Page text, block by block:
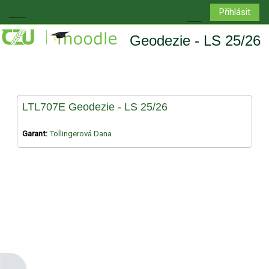
Boční panel
Přepnout
Přihlásit
Geodezie - LS 25/26
LTL707E Geodezie - LS 25/26
Garant: Tollingerová Dana